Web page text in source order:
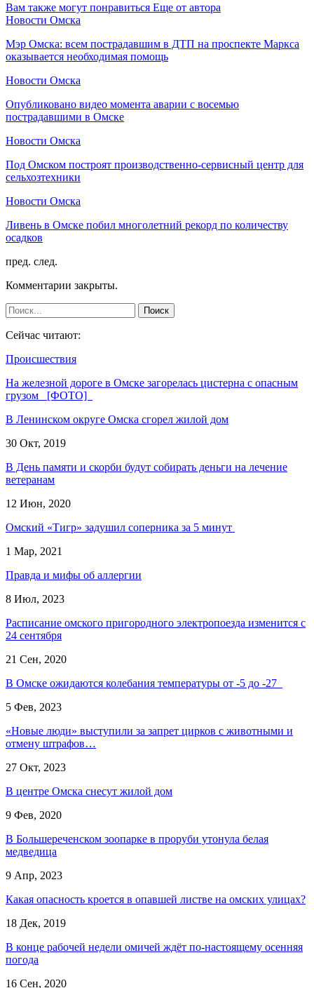
Вам также могут понравиться Еще от автора
Новости Омска
Мэр Омска: всем пострадавшим в ДТП на проспекте Маркса
оказывается необходимая помощь
Новости Омска
Опубликовано видео момента аварии с восемью
пострадавшими в Омске
Новости Омска
Под Омском построят производственно-сервисный центр для
сельхозтехники
Новости Омска
Ливень в Омске побил многолетний рекорд по количеству
осадков
пред. след.
Комментарии закрыты.
Сейчас читают:
Происшествия
На железной дороге в Омске загорелась цистерна с опасным
грузом [ФОТО]
В Ленинском округе Омска сгорел жилой дом
30 Окт, 2019
В День памяти и скорби будут собирать деньги на лечение
ветеранам
12 Июн, 2020
Омский «Тигр» задушил соперника за 5 минут
1 Мар, 2021
Правда и мифы об аллергии
8 Июл, 2023
Расписание омского пригородного электропоезда изменится с
24 сентября
21 Сен, 2020
В Омске ожидаются колебания температуры от -5 до -27
5 Фев, 2023
«Новые люди» выступили за запрет цирков с животными и
отмену штрафов…
27 Окт, 2023
В центре Омска снесут жилой дом
9 Фев, 2020
В Большереченском зоопарке в проруби утонула белая
медведица
9 Апр, 2023
Какая опасность кроется в опавшей листве на омских улицах?
18 Дек, 2019
В конце рабочей недели омичей ждёт по-настоящему осенняя
погода
16 Сен, 2020